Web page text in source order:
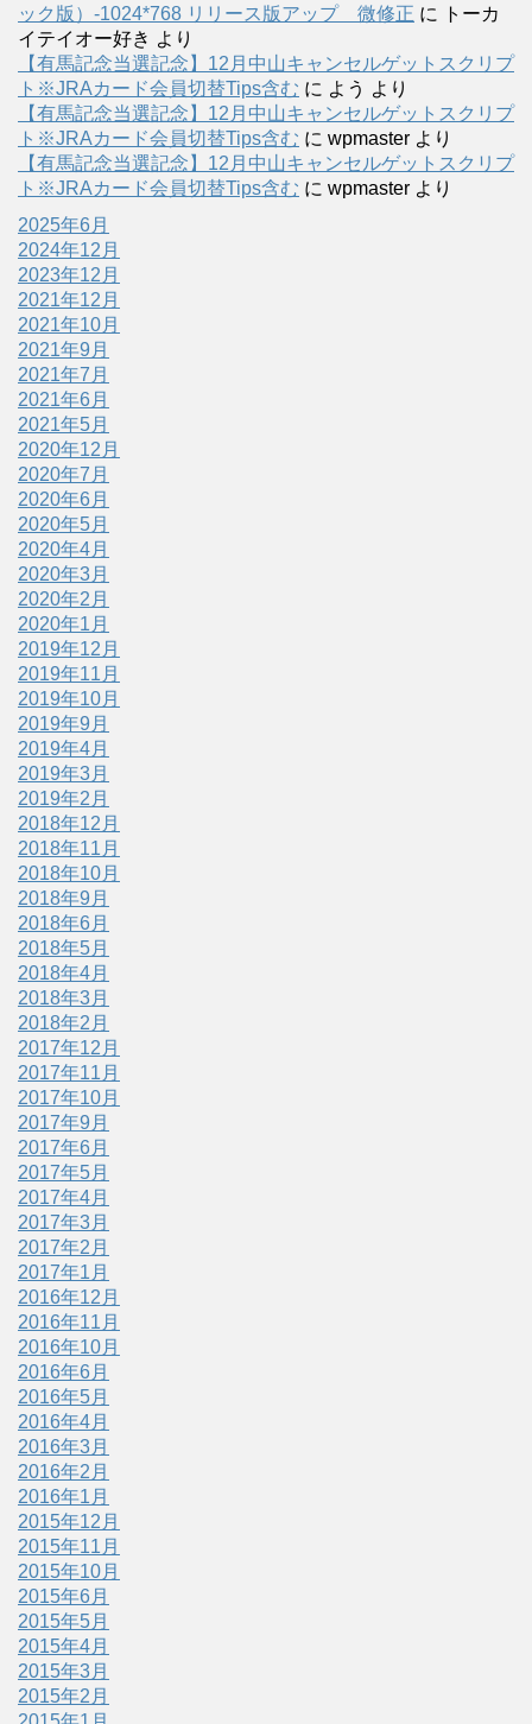
ック版）-1024*768 リリース版アップ 微修正 に
トーカ
イテイオー好き より
【有馬記念当選記念】12月中山キャンセルゲットスクリプ
ト※JRAカード会員切替Tips含む に よう より
【有馬記念当選記念】12月中山キャンセルゲットスクリプ
ト※JRAカード会員切替Tips含む に wpmaster より
【有馬記念当選記念】12月中山キャンセルゲットスクリプ
ト※JRAカード会員切替Tips含む に wpmaster より
2025年6月
2024年12月
2023年12月
2021年12月
2021年10月
2021年9月
2021年7月
2021年6月
2021年5月
2020年12月
2020年7月
2020年6月
2020年5月
2020年4月
2020年3月
2020年2月
2020年1月
2019年12月
2019年11月
2019年10月
2019年9月
2019年4月
2019年3月
2019年2月
2018年12月
2018年11月
2018年10月
2018年9月
2018年6月
2018年5月
2018年4月
2018年3月
2018年2月
2017年12月
2017年11月
2017年10月
2017年9月
2017年6月
2017年5月
2017年4月
2017年3月
2017年2月
2017年1月
2016年12月
2016年11月
2016年10月
2016年6月
2016年5月
2016年4月
2016年3月
2016年2月
2016年1月
2015年12月
2015年11月
2015年10月
2015年6月
2015年5月
2015年4月
2015年3月
2015年2月